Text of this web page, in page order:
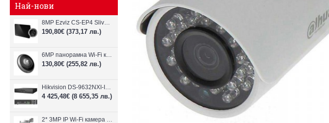
Най-нови
8MP Ezviz CS-EP4 Sliver Wi-Fi видеодомофон
190,80€ (373,17 лв.)
6MP панорамна Wi-Fi камерa Ezviz CS-E4p
130,80€ (255,82 лв.)
Hikvision DS-9632NXI-I8/VPro – 32-канален NVR с интелигентен AI анализ
4 425,48€ (8 655,35 лв.)
2* 3MP IP Wi-Fi камера Dahua P3D-3F-PV-P-0280B/0600B-PRO